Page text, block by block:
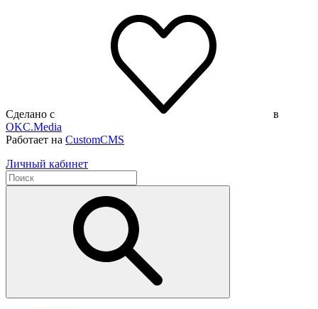
Сделано с
в
OKC.Media
Работает на CustomCMS
Личный кабинет